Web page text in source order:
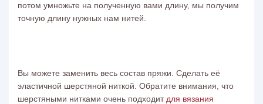
потом умножьте на полученную вами длину, мы получим
точную длину нужных нам нитей.
Вы можете заменить весь состав пряжи. Сделать её
эластичной шерстяной ниткой. Обратите внимания, что
шерстяными нитками очень подходит для вязания